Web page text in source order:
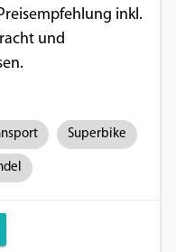
inkl.
und
Superbike